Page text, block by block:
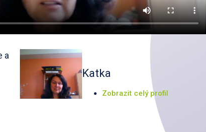
a
Katka
Zobrazit celý profil